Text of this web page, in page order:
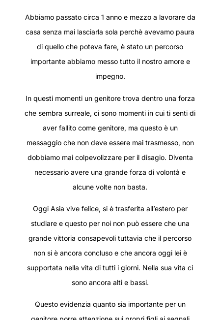
Abbiamo passato circa 1 anno e mezzo a lavorare da
casa senza mai lasciarla sola perchè avevamo paura
di quello che poteva fare, è stato un percorso
importante abbiamo messo tutto il nostro amore e
impegno.
In questi momenti un genitore trova dentro una forza
che sembra surreale, ci sono momenti in cui ti senti di
aver fallito come genitore, ma questo è un
messaggio che non deve essere mai trasmesso, non
dobbiamo mai colpevolizzare per il disagio. Diventa
necessario avere una grande forza di volontà e
alcune volte non basta.
Oggi Asia vive felice, si è trasferita all’estero per
studiare e questo per noi non può essere che una
grande vittoria consapevoli tuttavia che il percorso
non si è ancora concluso e che ancora oggi lei è
supportata nella vita di tutti i giorni. Nella sua vita ci
sono ancora alti e bassi.
Questo evidenzia quanto sia importante per un